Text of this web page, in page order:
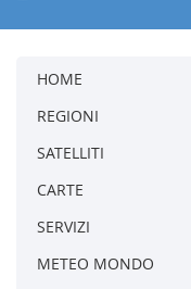
HOME
REGIONI
SATELLITI
CARTE
SERVIZI
METEO MONDO